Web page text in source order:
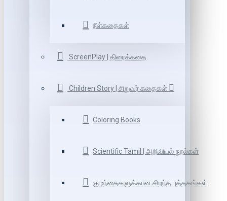
நீள்கதைகள்
ScreenPlay | திரைக்கதை
Children Story | சிறுவர் கதைகள்
Coloring Books
Scientific Tamil | அறிவியல் நூல்கள்
குழந்தைகளுக்கான சிறந்த புத்தகங்கள்